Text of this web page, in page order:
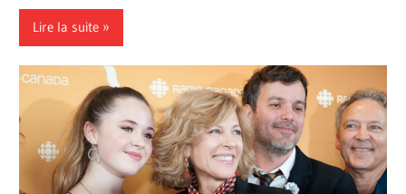
Lire la suite